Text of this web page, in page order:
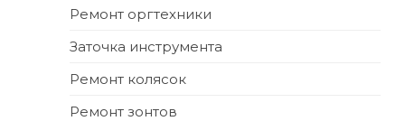
Ремонт оргтехники
Заточка инструмента
Ремонт колясок
Ремонт зонтов